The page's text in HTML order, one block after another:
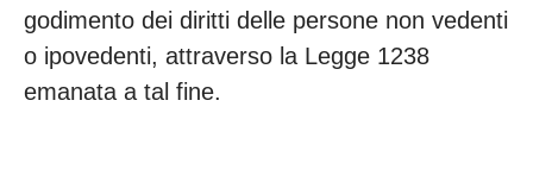
godimento dei diritti delle persone non vedenti
o ipovedenti, attraverso la Legge 1238
emanata a tal fine.